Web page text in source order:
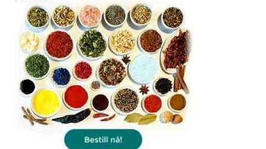
Rosépepper
Salvie
Sar (bønneurt)
Selleriblader
Smaken av skog
Tapaskrydder